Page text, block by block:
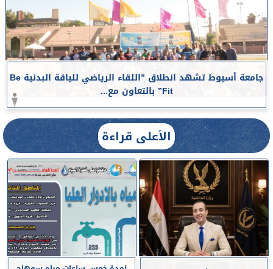
جامعة أسيوط تشهد انطلاق ”اللقاء الرياضي للياقة البدنية Be
Fit” بالتعاون مع...
الأعلى قراءة